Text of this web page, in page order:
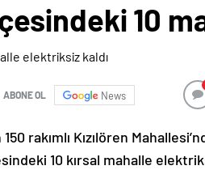
10
ABONE OL News
rakımlı Kızılören
10 kırsal mahalle